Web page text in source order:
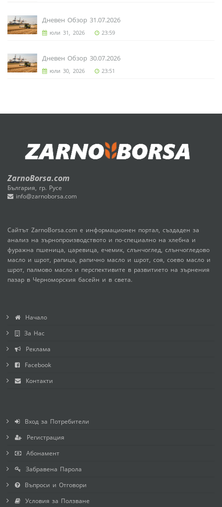
Дневен Обзор 31.07.2026
юли 31, 2026 23:59
Дневен Обзор 30.07.2026
юли 30, 2026 23:51
ZarnoBorsa.com
България, гр. Русе
info@zarnoborsa.com
Сайтът ZarnoBorsa.com е информационен портал, създаден за
анализ на зърнопроизводството и по-специално на хлебна и
фуражна пшеница, царевица, ечемик, слънчоглед, слънчогледово
масло и шрот, рапица, рапично масло и шрот, соя, соево масло и
шрот, палмово масло и перспективите в развитието на зърнения
пазар в Черноморския басейн и в света.
Начало
За Нас
Реклама
Facebook
Контакти
Вход за Потребители
Регистрация
Абонамент
Забравена Парола
Въпроси и Отговори
Условия за Ползване